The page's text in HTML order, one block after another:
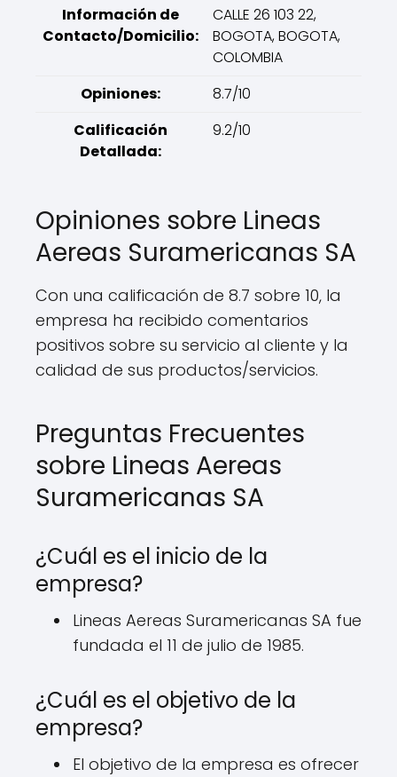
Información de
Contacto/Domicilio:
CALLE 26 103 22,
BOGOTA, BOGOTA,
COLOMBIA
Opiniones:
8.7/10
Calificación
Detallada:
9.2/10
Opiniones sobre Lineas
Aereas Suramericanas SA
Con una calificación de 8.7 sobre 10, la
empresa ha recibido comentarios
positivos sobre su servicio al cliente y la
calidad de sus productos/servicios.
Preguntas Frecuentes
sobre Lineas Aereas
Suramericanas SA
¿Cuál es el inicio de la
empresa?
Lineas Aereas Suramericanas SA fue
fundada el 11 de julio de 1985.
¿Cuál es el objetivo de la
empresa?
El objetivo de la empresa es ofrecer